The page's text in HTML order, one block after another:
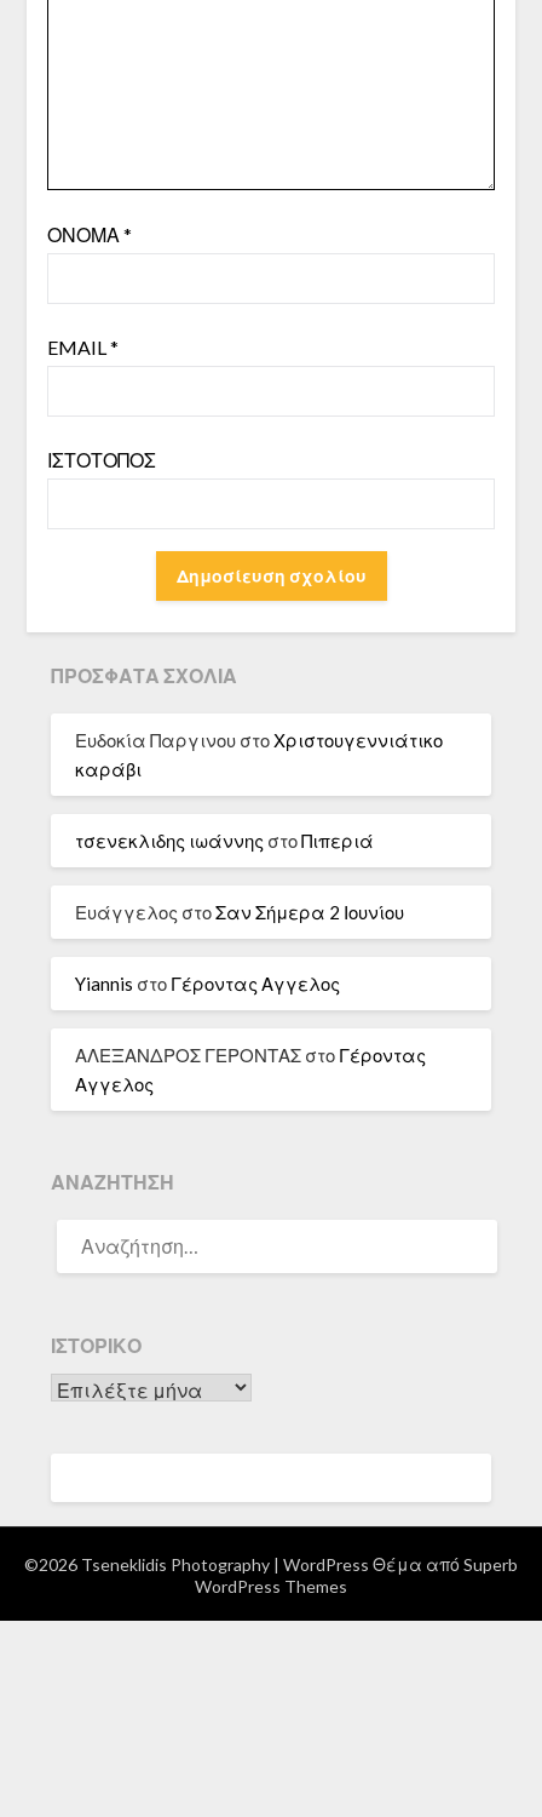
ΌΝΟΜΑ *
EMAIL*
ΙΣΤΌΤΟΠΟΣ
ΠΡΌΣΦΑΤΑ ΣΧΌΛΙΑ
Ευδοκία Παργινου στοΧριστουγεννιάτικο
καράβι
τσενεκλιδης ιωάννης στοΠιπεριά
Ευάγγελος στοΣαν Σήμερα 2 Ιουνίου
Yiannis στο Γέροντας Αγγελος
ΑΛΕΞΑΝΔΡΟΣ ΓΕΡΟΝΤΑΣ στο Γέροντας
Αγγελος
ΑΝΑΖΉΤΗΣΗ
ΓΙΑ:
ΙΣΤΟΡΙΚΌ
Ιστορικό
©2026 Tseneklidis Photography | WordPress Θέμα από Superb
WordPress Themes